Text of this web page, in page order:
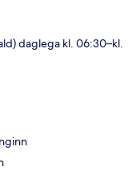
daglega kl. 06:30–kl.